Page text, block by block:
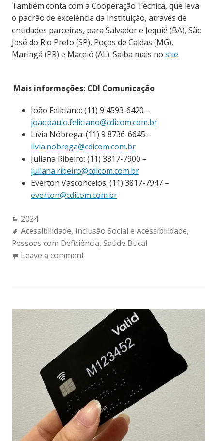
Também conta com a Cooperação Técnica, que leva
o padrão de excelência da Instituição, através de
entidades parceiras, para Salvador e Jequié (BA), São
José do Rio Preto (SP), Poços de Caldas (MG),
Maringá (PR) e Maceió (AL). Saiba mais no site.
Mais informações: CDI Comunicação
João Feliciano: (11) 9 4593-6420 –
joaopaulo.feliciano@cdicom.com.br
Lívia Nóbrega: (11) 9 8736-6645 –
livia.nobrega@cdicom.com.br
Juliana Ribeiro: (11) 3817-7900 –
juliana.ribeiro@cdicom.com.br
Everton Vasconcelos: (11) 3817-7947 –
everton@cdicom.com.br
Categories:
2024
Tags:
Acessibilidade, Inclusão Social e Acessibilidade,
Pessoas com Deficiência, Saúde Bucal
Leave a comment